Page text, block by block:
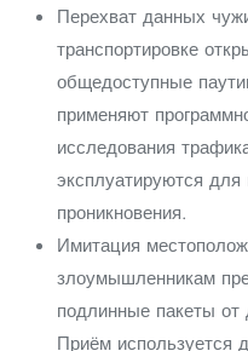
Перехват данных
транспортировке
общедоступные
применяют
исследования
эксплуатируются для
проникновения.
Имитация
злоумышленникам
подлинные пакеты от
Приём используется